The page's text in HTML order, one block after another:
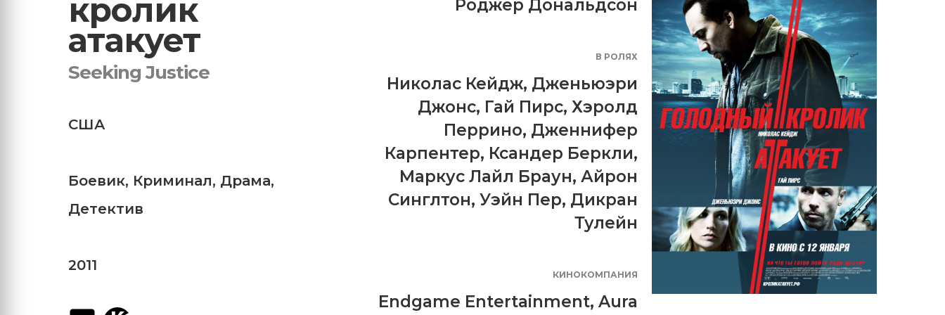
кролик
атакует
Seeking Justice
США
Боевик, Криминал, Драма,
Детектив
2011
Роджер Дональдсон
В РОЛЯХ
Николас Кейдж, Дженьюэри
Джонс, Гай Пирс, Хэролд
Перрино, Дженнифер
Карпентер, Ксандер Беркли,
Маркус Лайл Браун, Айрон
Синглтон, Уэйн Пер, Дикран
Тулейн
КИНОКОМПАНИЯ
Endgame Entertainment, Aura